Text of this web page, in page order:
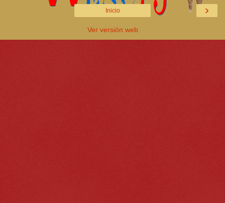
›
Inicio
Ver versión web